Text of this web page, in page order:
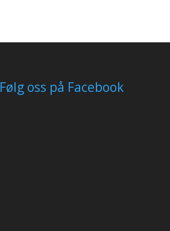
Følg oss på Facebook